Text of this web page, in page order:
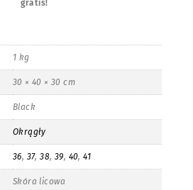
gratis!
1 kg
30 × 40 × 30 cm
Black
Okrągły
36, 37,38, 39, 40,41
Skóra licowa